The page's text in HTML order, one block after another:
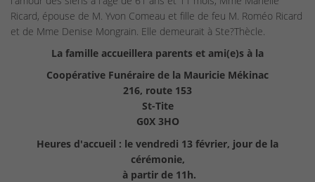
Ricard, épouse de M. Yvon Comeau et fille de feu M. Roméo Ricard
et de Mme Denise Mongrain. Elle demeurait à Ste?Thècle.
La famille accueillera parents et ami(e)s à la
Coopérative Funéraire de la Mauricie Mékinac
216, route 153
St-Tite
G0X 3HO
Heures d'accueil : le vendredi 13 février, jour de la
cérémonie,
à partir de 11h.